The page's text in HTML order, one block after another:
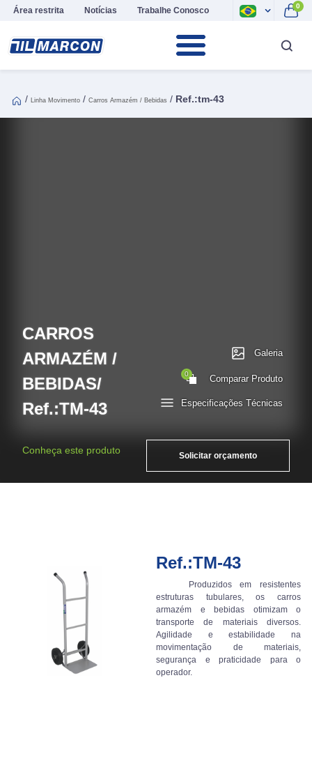
Área restrita Notícias Trabalhe Conosco 0
/ Linha Movimento / Carros Armazém / Bebidas / Ref.:tm-43
CARROS
ARMAZÉM /
BEBIDAS/
Ref.:TM-43
Especificações Técnicas
Galeria
0 Comparar Produto
Conheça este produto Solicitar orçamento
Ref.:TM-43
Produzidos em resistentes
estruturas tubulares, os carros
armazém e bebidas otimizam o
transporte de materiais diversos.
Agilidade e estabilidade na
movimentação de materiais,
segurança e praticidade para o
operador.